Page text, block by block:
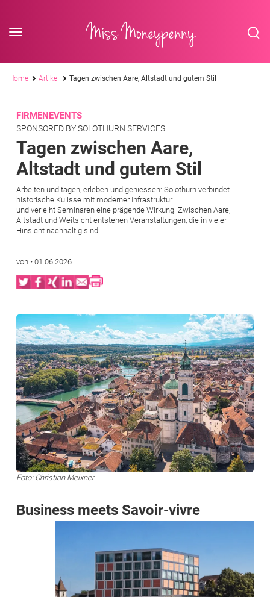
Miss Moneypenny
Pfadnavigation
Home Artikel Tagen zwischen Aare, Altstadt und gutem Stil
FIRMENEVENTS
SPONSORED BY SOLOTHURN SERVICES
Tagen zwischen Aare,
Altstadt und gutem Stil
Arbeiten und tagen, erleben und geniessen: Solothurn verbindet
historische Kulisse mit moderner Infrastruktur
und verleiht Seminaren eine prägende Wirkung. Zwischen Aare,
Altstadt und Weitsicht entstehen Veranstaltungen, die in vieler
Hinsicht nachhaltig sind.
von • 01.06.2026
Bild
Foto: Christian Meixner
Business meets Savoir-vivre